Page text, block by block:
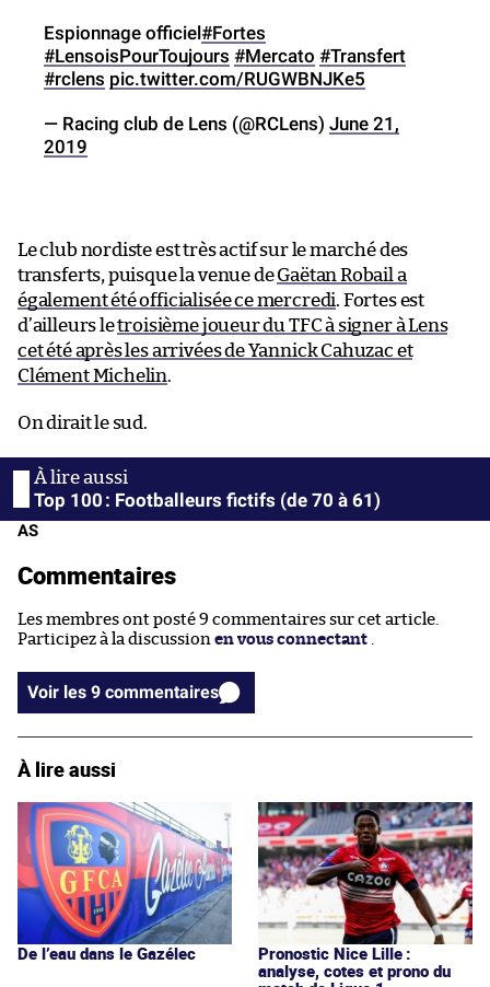
Espionnage officiel#Fortes
#LensoisPourToujours #Mercato #Transfert
#rclens pic.twitter.com/RUGWBNJKe5
— Racing club de Lens (@RCLens) June 21,
2019
Le club nordiste est très actif sur le marché des
transferts, puisque la venue deGaëtan Robail a
également été officialisée ce mercredi. Fortes est
d’ailleurs letroisième joueur du TFC à signer à Lens
cet été après les arrivées de Yannick Cahuzac et
Clément Michelin.
On dirait le sud.
Top 100 : Footballeurs fictifs (de 70 à 61)
AS
Commentaires
Les membres ont posté 9 commentaires sur cet article.
Participez à la discussion en vous connectant
Voir les 9 commentaires
À lire aussi
De l’eau dans le Gazélec
Pronostic Nice Lille :
analyse, cotes et prono du